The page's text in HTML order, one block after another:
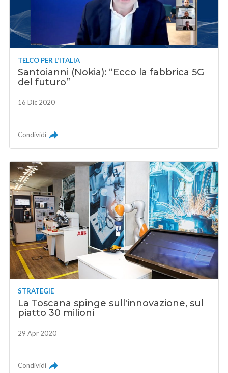
TELCO PER L'ITALIA
Santoianni (Nokia): “Ecco la fabbrica 5G
del futuro”
16 Dic 2020
Condividi
STRATEGIE
La Toscana spinge sull'innovazione, sul
piatto 30 milioni
29 Apr 2020
Condividi